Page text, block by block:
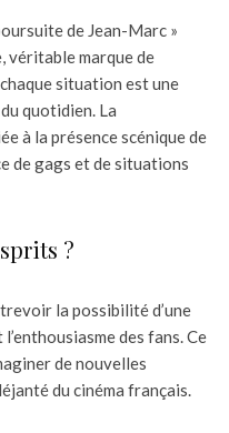
de Jean-Marc »
véritable marque de
situation est une
quotidien. La
à la présence scénique de
de gags et de situations
?
la possibilité d’une
des fans. Ce
de nouvelles
du cinéma français.